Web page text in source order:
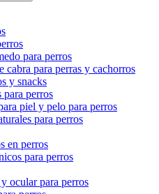
para perros
cabra para perras y cachorros
y snacks
perros
piel y pelo para perros
para perros
en perros
para perros
ocular para perros